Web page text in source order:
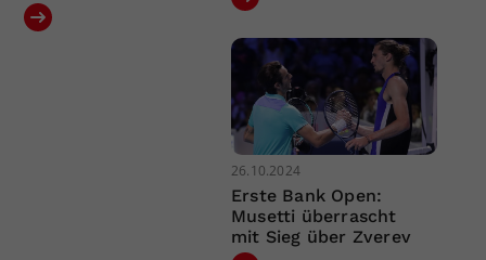
26.10.2024
Erste Bank Open:
Musetti überrascht
mit Sieg über Zverev